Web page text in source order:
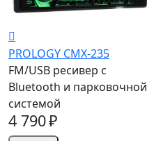
PROLOGY CMX-235
FM/USB ресивер с
Bluetooth и парковочной
системой
4 790 ₽